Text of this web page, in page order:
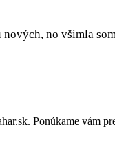
no všimla
Ponúkame vám